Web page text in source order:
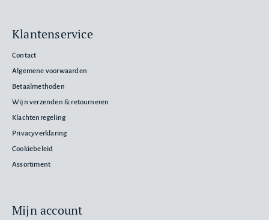
Klantenservice
Contact
Algemene voorwaarden
Betaalmethoden
Wijn verzenden & retourneren
Klachtenregeling
Privacyverklaring
Cookiebeleid
Assortiment
Mijn account